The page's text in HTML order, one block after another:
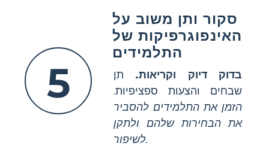
5
סקור ותן משוב על
האינפוגרפיקות של
התלמידים
בדוק דיוק וקריאות. תן
שבחים והצעות ספציפיות.
הזמן את התלמידים להסביר
את הבחירות שלהם ולתקן
לשיפור.